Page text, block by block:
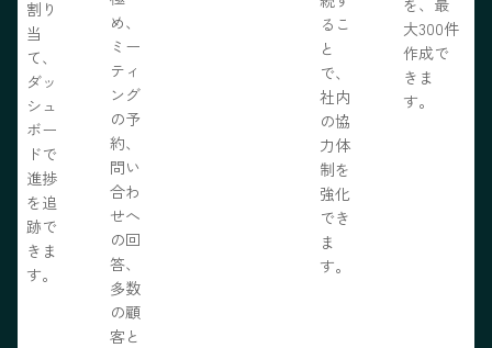
割り
当
て、
ダッ
シュ
ボー
ドで
進捗
を追
跡で
きま
す。
め、
ミー
ティ
ング
の予
約、
問い
合わ
せへ
の回
答、
多数
の顧
客と
るこ
と
で、
社内
の協
力体
制を
強化
でき
ま
す。
大300件
作成で
きま
す。